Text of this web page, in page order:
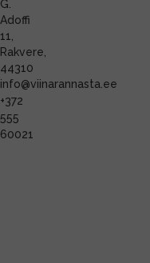
G.
Adoffi
11,
Rakvere,
44310
info@viinarannasta.ee
+372
555
60021